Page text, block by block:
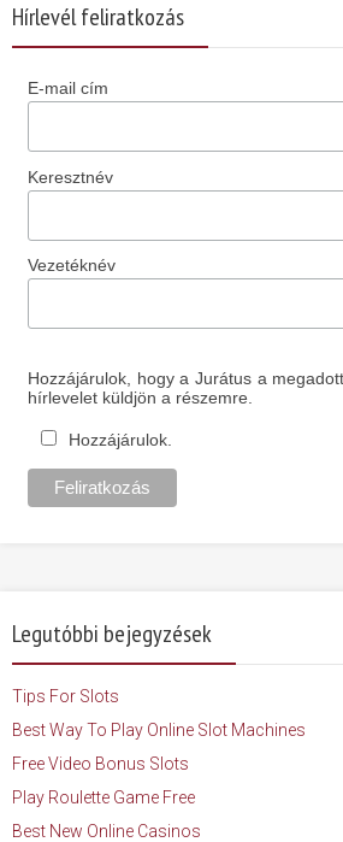
Hírlevél feliratkozás
E-mail cím
Keresztnév
Vezetéknév
Hozzájárulok, hogy a Jurátus a
hírlevelet küldjön a részemre.
Hozzájárulok.
Legutóbbi bejegyzések
Tips For Slots
Best Way To Play Online Slot Machines
Free Video Bonus Slots
Play Roulette Game Free
Best New Online Casinos